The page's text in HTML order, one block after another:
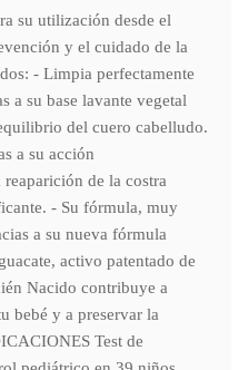
su utilización desde el
y el cuidado de la
- Limpia perfectamente
a su base lavante vegetal
del cuero cabelludo.
a su acción
de la costra
- Su fórmula, muy
a su nueva fórmula
activo patentado de
Nacido contribuye a
bebé y a preservar la
Test de